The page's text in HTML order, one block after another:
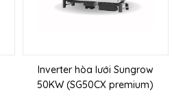
Inverter hòa lưới Sungrow
50KW (SG50CX premium)